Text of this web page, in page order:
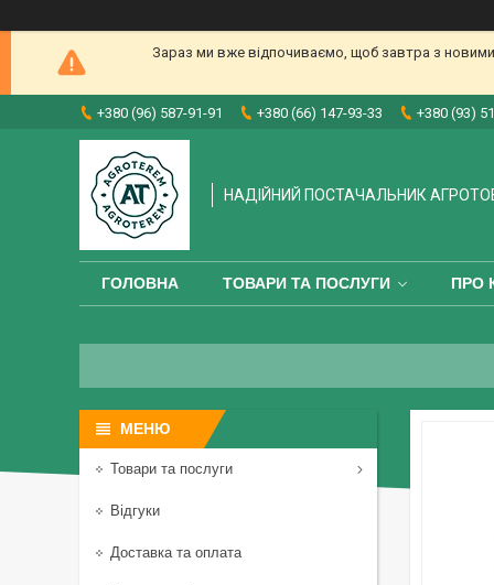
Зараз ми вже відпочиваємо, щоб завтра з
+380 (96) 587-91-91 +380 (66) 147-93-33 +380 (93)
НАДІЙНИЙ ПОСТАЧАЛЬНИК
ГОЛОВНА ТОВАРИ ТА ПОСЛУГИ ПРО
Товари та послуги
Відгуки
Доставка та оплата